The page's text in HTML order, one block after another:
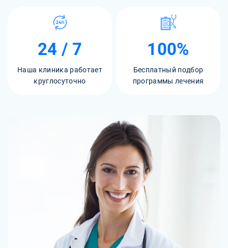
24 / 7
Наша клиника работает
круглосуточно
100%
Бесплатный подбор
программы лечения